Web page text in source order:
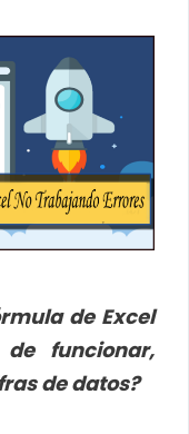
de Excel
funcionar,
de datos?